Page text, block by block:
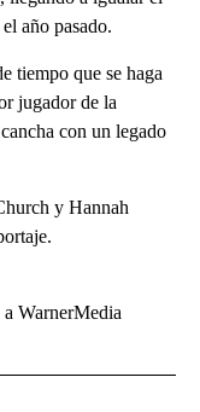
año pasado.
tiempo que se haga
jugador de la
con un legado
y Hannah
WarnerMedia